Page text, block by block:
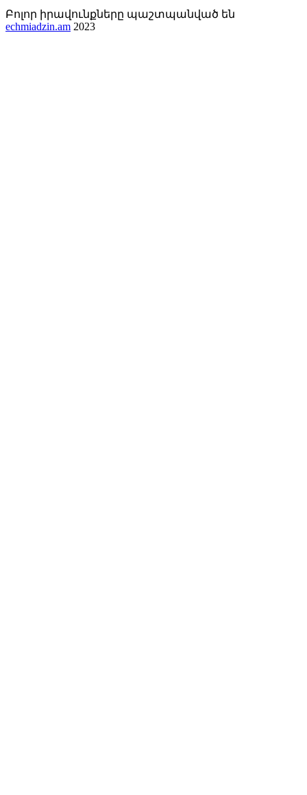
Բոլոր իրավունքները պաշտպանված են
echmiadzin.am 2023